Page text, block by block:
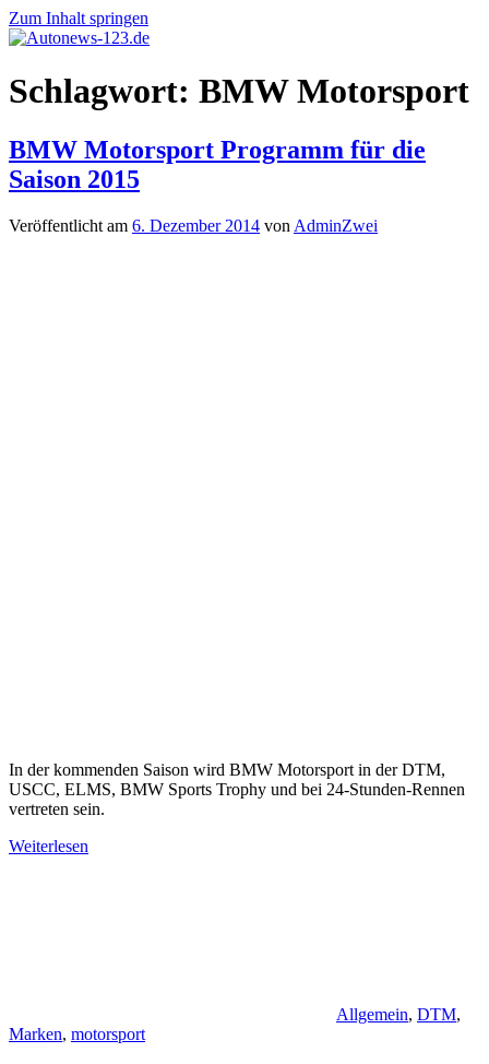
Zum Inhalt springen
Autonews-
123.de
Autonews
mit
Schlagwort: BMW Motorsport
BMW Motorsport Programm für die
Saison 2015
Veröffentlicht am 6. Dezember 2014 von AdminZwei
In der kommenden Saison wird BMW Motorsport in der DTM,
USCC, ELMS, BMW Sports Trophy und bei 24-Stunden-Rennen
vertreten sein.
Weiterlesen
Allgemein, DTM,
Marken, motorsport